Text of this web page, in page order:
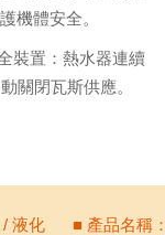
機體安全。
裝置：熱水器連續
關閉瓦斯供應。
/ 液化
■ 產品名稱